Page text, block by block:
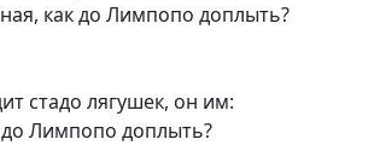
как до Лимпопо доплыть?
стадо лягушек, он им:
Лимпопо доплыть?